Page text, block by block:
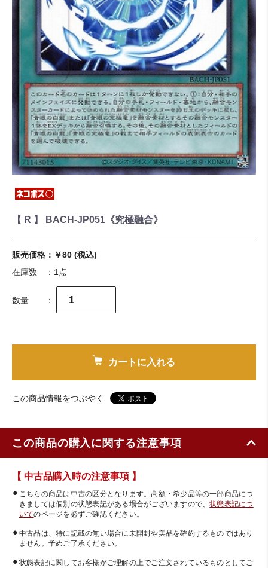
【 R 】 BACH-JP051《究極融合》
販売価格： ￥80 (税込)
在庫数 ： 1点
数量 ：
カートに入れる
この商品情報をつぶやく
この商品の購入に関する注意事項
【 中古品購入時の注意事項 】
こちらの商品は中古の区分となります。高額・希少品等の一部商品につ
きましては個別の状態表記がある場合がございますので、状態表記につ
いてのページを必ずご確認ください。
中古品は、特に記載の無い場合に未開封や美品を確約するものではあり
ません。予めご了承ください。
状態表記に関してお客様がご理解の上でご注文されているものとしてご